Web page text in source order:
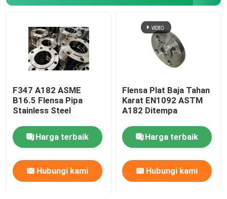
F347 A182 ASME
B16.5 Flensa Pipa
Stainless Steel
Harga terbaik
Hubungi kami
Flensa Plat Baja Tahan
Karat EN1092 ASTM
A182 Ditempa
Harga terbaik
Hubungi kami